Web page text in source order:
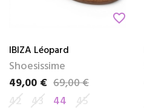
favorite_border
IBIZA Léopard
Shoesissime
Prix
49,00 €
Prix de base69,00 €
42 43 44 45